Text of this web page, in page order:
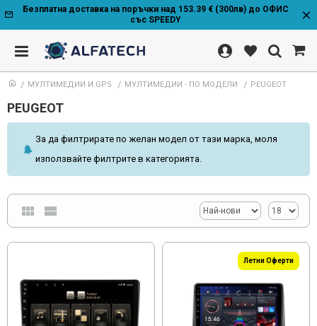
Безплатна доставка на поръчки над 153.39 € (300лв) до ОФИС
със SPEEDY
МУЛТИМЕДИИ И GPS МУЛТИМЕДИИ - ПО МОДЕЛИ PEUGEOT
PEUGEOT
За да филтрирате по желан модел от тази марка, моля
използвайте филтрите в категорията.
Летни Оферти